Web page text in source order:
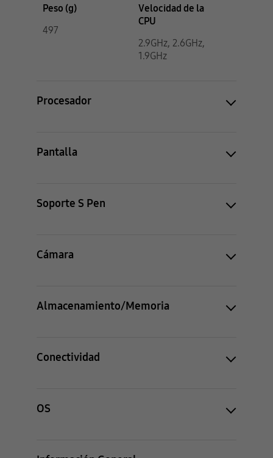
Peso (g)
497
Velocidad de la
CPU
2.9GHz, 2.6GHz,
1.9GHz
Procesador
Pantalla
Soporte S Pen
Cámara
Almacenamiento/Memoria
Conectividad
OS